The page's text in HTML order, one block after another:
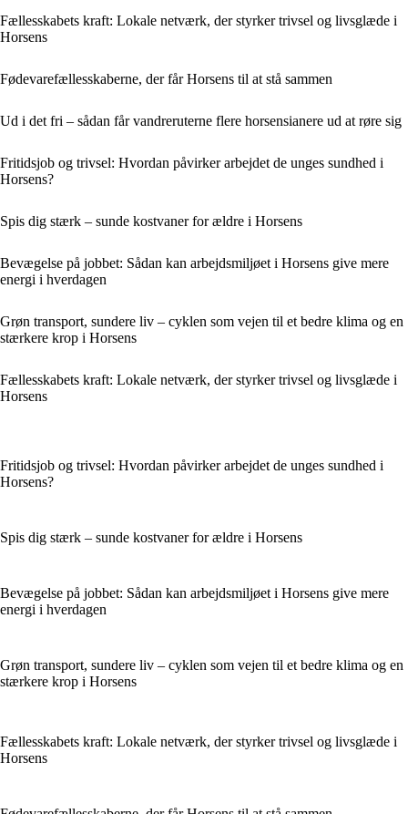
Fællesskabets kraft: Lokale netværk, der styrker trivsel og livsglæde i
Horsens
Fødevarefællesskaberne, der får Horsens til at stå sammen
Ud i det fri – sådan får vandreruterne flere horsensianere ud at røre sig
Fritidsjob og trivsel: Hvordan påvirker arbejdet de unges sundhed i
Horsens?
Spis dig stærk – sunde kostvaner for ældre i Horsens
Bevægelse på jobbet: Sådan kan arbejdsmiljøet i Horsens give mere
energi i hverdagen
Grøn transport, sundere liv – cyklen som vejen til et bedre klima og en
stærkere krop i Horsens
Fællesskabets kraft: Lokale netværk, der styrker trivsel og livsglæde i
Horsens
Fritidsjob og trivsel: Hvordan påvirker arbejdet de unges sundhed i
Horsens?
Spis dig stærk – sunde kostvaner for ældre i Horsens
Bevægelse på jobbet: Sådan kan arbejdsmiljøet i Horsens give mere
energi i hverdagen
Grøn transport, sundere liv – cyklen som vejen til et bedre klima og en
stærkere krop i Horsens
Fællesskabets kraft: Lokale netværk, der styrker trivsel og livsglæde i
Horsens